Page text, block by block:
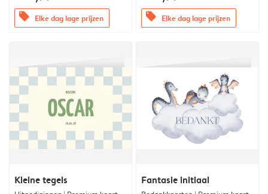
offers Elke dag lage prijzen offers Elke dag lage prijzen
Kleine tegels Fantasie initiaal